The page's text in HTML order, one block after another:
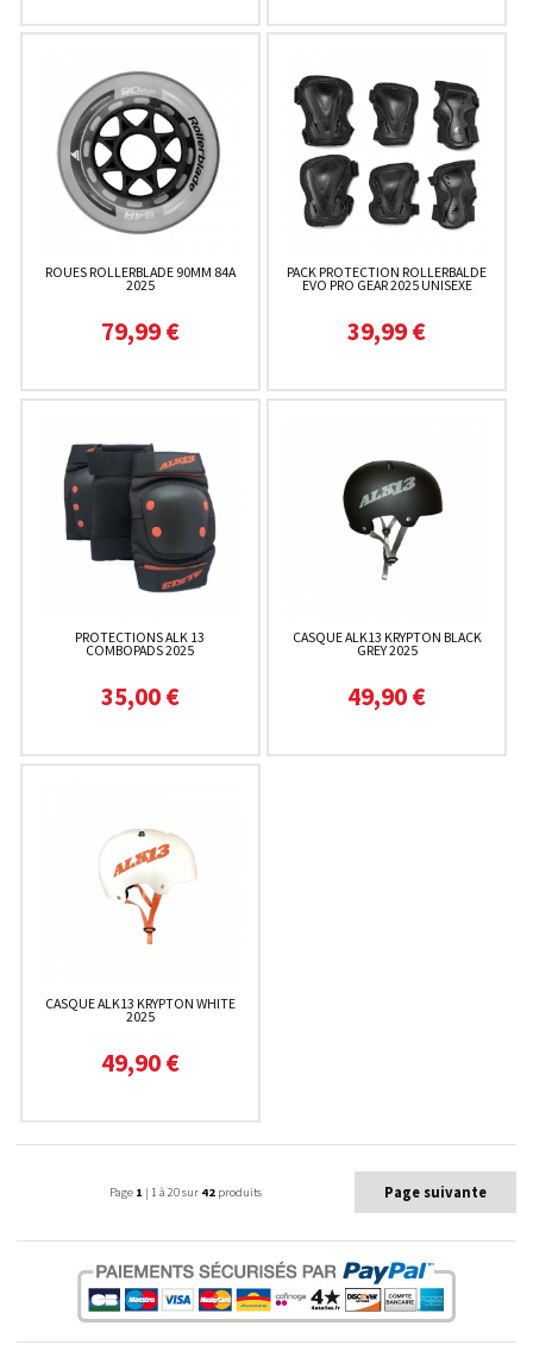
ROUES ROLLERBLADE 90MM 84A
2025
79,99 €
PACK PROTECTION ROLLERBALDE
EVO PRO GEAR 2025 UNISEXE
39,99 €
PROTECTIONS ALK 13
COMBOPADS 2025
35,00 €
CASQUE ALK13 KRYPTON BLACK
GREY 2025
49,90 €
CASQUE ALK13 KRYPTON WHITE
2025
49,90 €
Page 1 | 1 à 20 sur 42 produits Page suivante